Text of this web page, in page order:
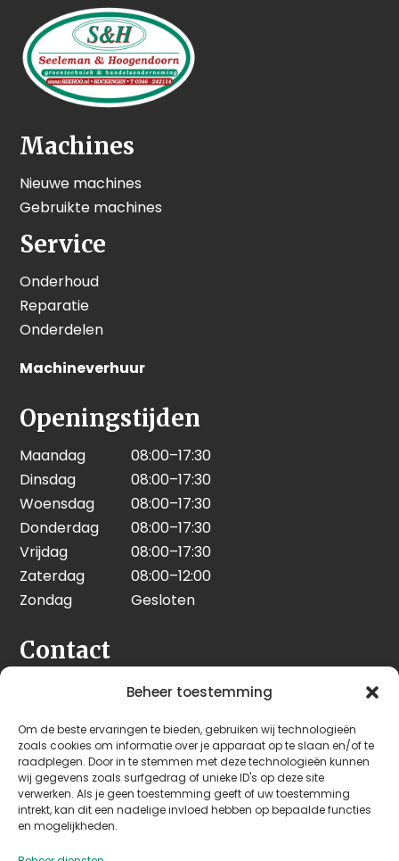
Beheer toestemming
Om de beste ervaringen te bieden, gebruiken wij technologieën
zoals cookies om informatie over je apparaat op te slaan en/of te
raadplegen. Door in te stemmen met deze technologieën kunnen
wij gegevens zoals surfgedrag of unieke ID's op deze site
verwerken. Als je geen toestemming geeft of uw toestemming
intrekt, kan dit een nadelige invloed hebben op bepaalde functies
en mogelijkheden.
Machines
Nieuwe machines
Gebruikte machines
Service
Onderhoud
Reparatie
Onderdelen
Machineverhuur
Openingstijden
Maandag
08:00–17:30
Dinsdag
08:00–17:30
Woensdag
08:00–17:30
Donderdag
08:00–17:30
Vrijdag
08:00–17:30
Zaterdag
08:00–12:00
Zondag
Gesloten
Contact
Seeleman & Hoogendoorn
3628 GD Kockengen
Nederland
+31 (0)346 242 114
info@seehoo.nl